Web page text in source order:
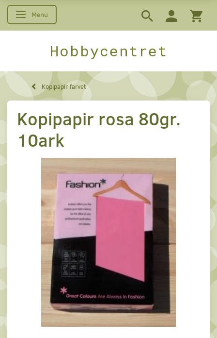
Skifte navigation
Menu
Hobbycentret
Kopipapir farvet
Kopipapir rosa 80gr.
10ark